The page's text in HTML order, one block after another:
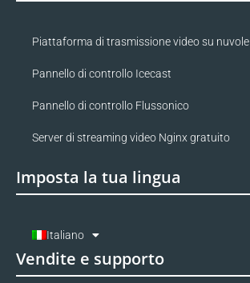
Piattaforma di trasmissione video su nuvole
Pannello di controllo Icecast
Pannello di controllo Flussonico
Server di streaming video Nginx gratuito
Imposta la tua lingua
Italiano
Vendite e supporto